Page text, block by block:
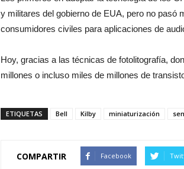
y militares del gobierno de EUA, pero no pasó
consumidores civiles para aplicaciones de
Hoy, gracias a las técnicas de fotolitografía,
millones o incluso miles de millones de
ETIQUETAS Bell Kilby miniaturización
COMPARTIR Facebook